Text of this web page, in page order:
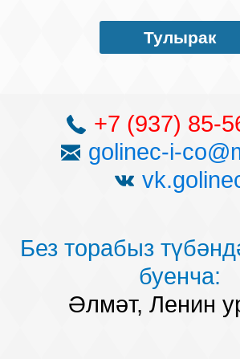
меңнән артык суд эшләр һәм
саны халкы, Татарстан һәм
устроит. Без защищаем
һәрвакыт нәтиҗәгә
устраивающего обратившегося.
Тулырак
+7 (937) 85-
golinec-i-
Без торабыз
буенча:
Әлмәт, Ленин